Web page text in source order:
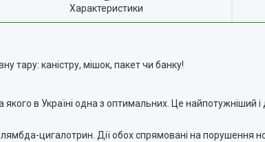
Характеристики
тару: каністру, мішок, пакет чи банку!
в Україні одна з оптимальних. Це найпотужніший і
цигалотрин. Дії обох спрямовані на порушення